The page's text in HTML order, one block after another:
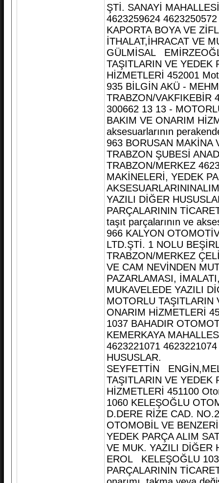
ŞTİ. SANAYİ
4623259624
KAPORTA BOYA VE
İTHALAT,İHRACAT VE
GÜLMİSAL
TAŞITLARIN VE YEDEK
HİZMETLERİ 452001
935 BİLGİN AKÜ -
TRABZON/VAKFIKEBİR
300662 13 13 -
BAKIM VE ONARIM
aksesuarlarının
963 BORUSAN MAKİNA
TRABZON ŞUBESİ
TRABZON/MERKEZ
MAKİNELERİ, YEDEK
YAZILI DİĞER
PARÇALARININ
taşıt parçalarının ve
966 KALYON
LTD.ŞTİ. 1 NOLU
TRABZON/MERKEZ
VE CAM NEVİNDEN
PAZARLAMASI,
MUKAVELEDE YAZILI
MOTORLU TAŞITLARIN
ONARIM HİZMETLERİ
1037 BAHADIR
KEMERKAYA
4623221071
HUSUSLAR.
SEYFETTİN
TAŞITLARIN VE YEDEK
HİZMETLERİ 451100
1060 KELEŞOĞLU
D.DERE RİZE CAD.
OTOMOBİL VE
YEDEK PARÇA ALIM
VE MUK. YAZILI DİĞER
EROL KELEŞOĞLU
PARÇALARININ